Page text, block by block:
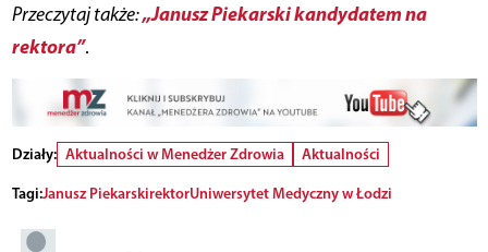
Przeczytaj także:„Janusz Piekarski kandydatem na
rektora”.
Działy: Aktualności w Menedżer Zdrowia
Aktualności
Tagi:Janusz PiekarskirektorUniwersytet Medyczny w Łodzi